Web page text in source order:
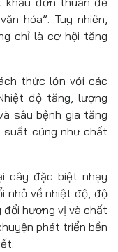
hóa”. Tuy nhiên,
chỉ là cơ hội tăng
thức lớn với các
độ tăng, lượng
sâu bệnh gia tăng
suất cũng như chất
cây đặc biệt nhạy
nhỏ về nhiệt độ, độ
hương vị và chất
phát triển bền